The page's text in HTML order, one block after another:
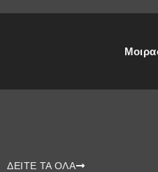
ΔΕΙΤΕ ΤΑ ΟΛΑ